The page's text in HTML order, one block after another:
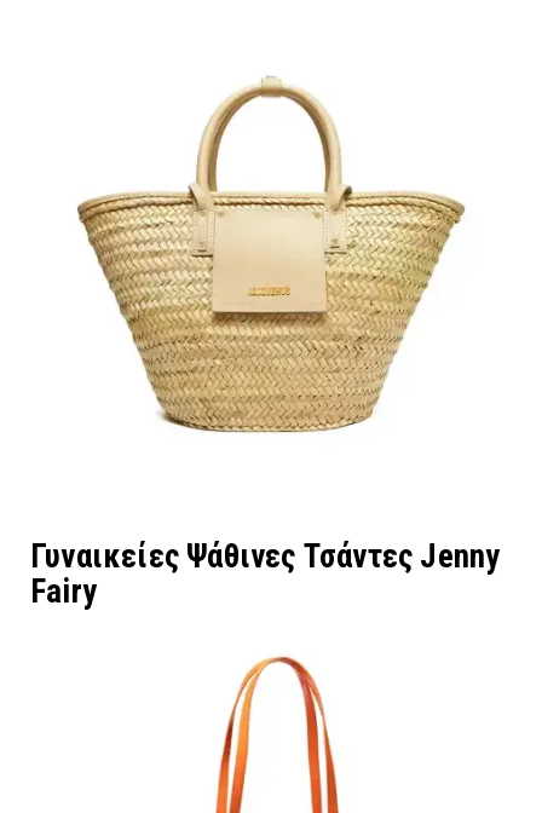
Γυναικείες Ψάθινες Τσάντες Jenny
Fairy